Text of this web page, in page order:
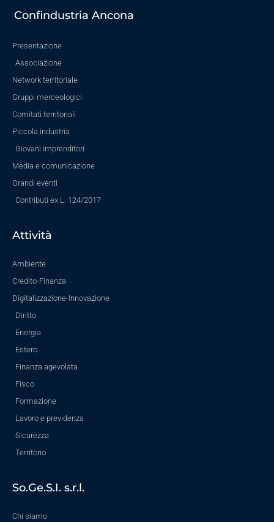
Confindustria Ancona
Presentazione
Associazione
Network territoriale
Gruppi merceologici
Comitati territoriali
Piccola industria
Giovani Imprenditori
Media e comunicazione
Grandi eventi
Contributi ex L. 124/2017
Attività
Ambiente
Credito-Finanza
Digitalizzazione-Innovazione
Diritto
Energia
Estero
Finanza agevolata
Fisco
Formazione
Lavoro e previdenza
Sicurezza
Territorio
So.Ge.S.I. s.r.l.
Chi siamo